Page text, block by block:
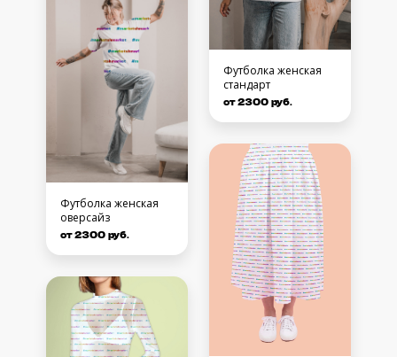
Футболка женская
оверсайз
от 2300 руб.
Футболка женская
стандарт
от 2300 руб.